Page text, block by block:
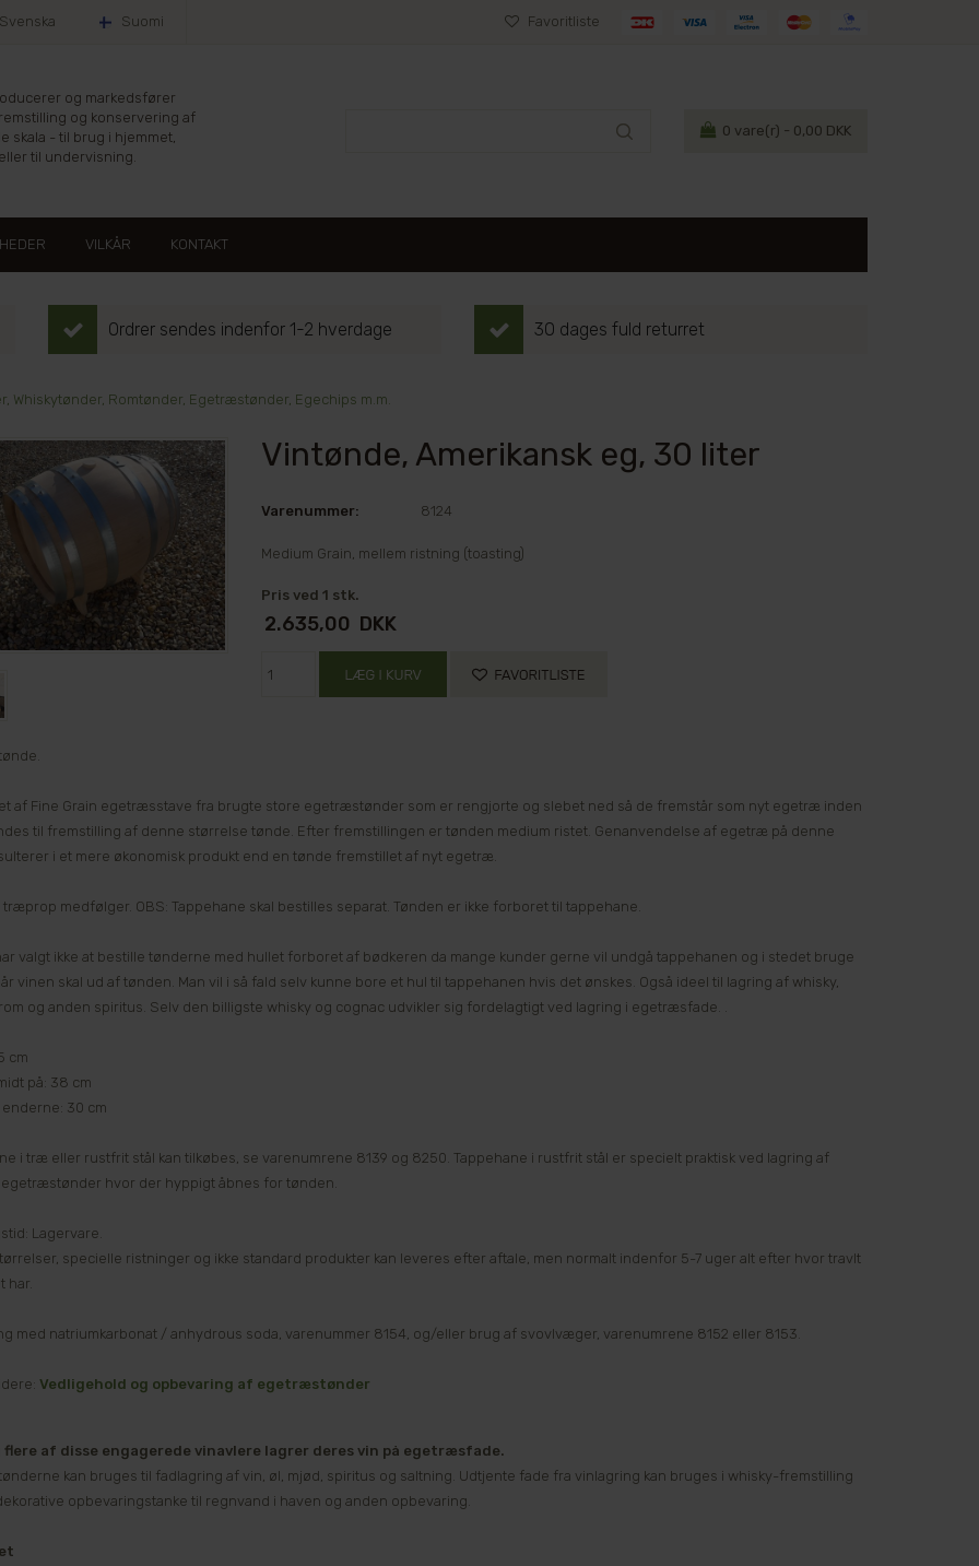
Svenska Suomi Favoritliste
og markedsfører
og konservering af
skala - til brug i hjemmet,
til undervisning.
0 vare(r) - 0,00 DKK
VILKÅR KONTAKT
Ordrer sendes indenfor 1-2 hverdage 30 dages fuld returret
Whiskytønder, Romtønder, Egetræstønder, Egechips m.m.
Vintønde, Amerikansk eg, 30 liter
Varenummer: 8124
Medium Grain, mellem ristning (toasting)
Pris ved 1 stk.
2.635,00 DKK
af Fine Grain egetræsstave fra brugte store egetræstønder som er rengjorte og slebet ned så de fremstår som nyt egetræ inden
til fremstilling af denne størrelse tønde. Efter fremstillingen er tønden medium ristet. Genanvendelse af egetræ på denne
i et mere økonomisk produkt end en tønde fremstillet af nyt egetræ.
træprop medfølger. OBS: Tappehane skal bestilles separat. Tønden er ikke forboret til tappehane.
valgt ikke at bestille tønderne med hullet forboret af bødkeren da mange kunder gerne vil undgå tappehanen og i stedet bruge
vinen skal ud af tønden. Man vil i så fald selv kunne bore et hul til tappehanen hvis det ønskes. Også ideel til lagring af whisky,
og anden spiritus. Selv den billigste whisky og cognac udvikler sig fordelagtigt ved lagring i egetræsfade. .
cm
på: 38 cm
30 cm
i træ eller rustfrit stål kan tilkøbes, se varenumrene 8139 og 8250. Tappehane i rustfrit stål er specielt praktisk ved lagring af
hvor der hyppigt åbnes for tønden.
Lagervare.
specielle ristninger og ikke standard produkter kan leveres efter aftale, men normalt indenfor 5-7 uger alt efter hvor travlt
har.
med natriumkarbonat / anhydrous soda, varenummer 8154, og/eller brug af svovlvæger, varenumrene 8152 eller 8153.
Vedligehold og opbevaring af egetræstønder
flere af disse engagerede vinavlere lagrer deres vin på egetræsfade.
kan bruges til fadlagring af vin, øl, mjød, spiritus og saltning. Udtjente fade fra vinlagring kan bruges i whisky-fremstilling
opbevaringstanke til regnvand i haven og anden opbevaring.